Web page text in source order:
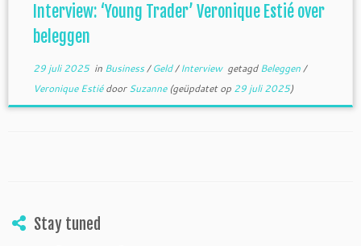
Interview: ‘Young Trader’ Veronique Estié over
beleggen
29 juli 2025in Business/Geld/Interview getagdBeleggen/
Veronique EstiédoorSuzanne(geüpdatet op 29 juli 2025)
Stay tuned